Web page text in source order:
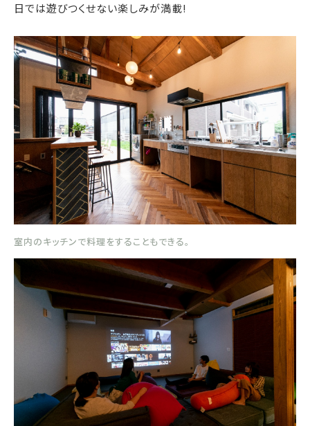
日では遊びつくせない楽しみが満載!
室内のキッチンで料理をすることもできる。